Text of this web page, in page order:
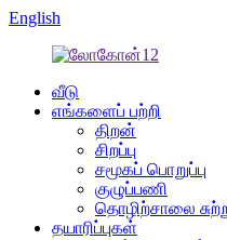
English
வீடு
எங்களைப் பற்றி
திறன்
சிறப்பு
சமூகப் பொறுப்பு
குழுப்பணி
தொழிற்சாலை
தயாரிப்புகள்